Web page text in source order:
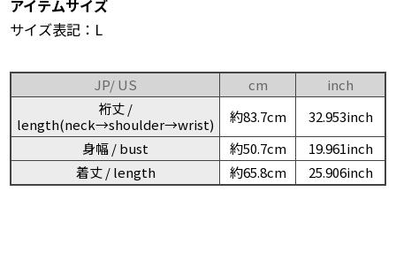
アイテムサイズ
サイズ表記：L
JP/ US cm
inch
裄丈 /
length(neck→shoulder→wrist)
約83.7cm
32.953inch
身幅 / bust
約50.7cm
19.961inch
着丈 / length
約65.8cm 25.906inch